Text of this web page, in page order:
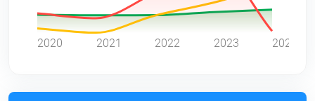
2020 2021 2022 2023 2024